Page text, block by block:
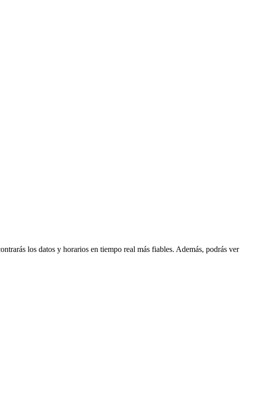
los datos y horarios en tiempo real más fiables. Además, podrás ver